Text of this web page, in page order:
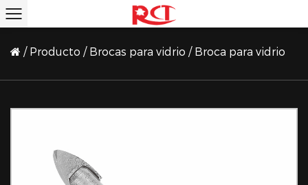
/ Producto / Brocas para vidrio / Broca para vidrio